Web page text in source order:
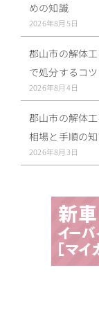
めの知識
2026年8月5日
郡山市の解体
で処分するコツ
2026年8月4日
郡山市の解体
相場と手順の
2026年8月3日